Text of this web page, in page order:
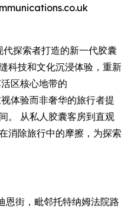
探索者打造的新一代胶囊
科技和文化沉浸体验，重新
区核心地带的
体验而非奢华的旅行者提
。 从私人胶囊客房到直观
消除旅行中的摩擦，为探索
街，毗邻托特纳姆法院路